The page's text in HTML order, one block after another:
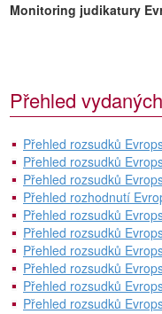
Monitoring judikatury
Přehled
Přehled rozsudků
Přehled rozsudků
Přehled rozsudků
Přehled rozhodnutí
Přehled rozsudků
Přehled rozsudků
Přehled rozsudků
Přehled rozsudků
Přehled rozsudků
Přehled rozsudků